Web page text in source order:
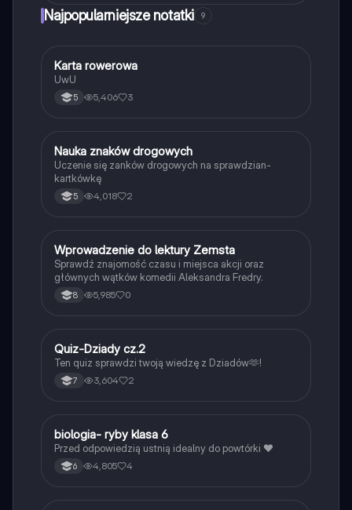
studentów biologii i ekologii. Typ: podsumowanie.
Najpopularniejsze notatki 9
KTechnika
Karta rowerowa
UwU
5 5,406 3
NTechnika
Nauka znaków drogowych
Uczenie się zanków drogowych na sprawdzian-
kartkówkę
5 4,018 2
WJęzyk polski
Wprowadzenie do lektury Zemsta
Sprawdź znajomość czasu i miejsca akcji oraz
głównych wątków komedii Aleksandra Fredry.
8 5,985 0
QJęzyk polski
Quiz-Dziady cz.2
Ten quiz sprawdzi twoją wiedzę z Dziadów🫶!
7 3,604 2
BBiologia
biologia- ryby klasa 6
Przed odpowiedzią ustnią idealny do powtórki ❤️
6 4,805 4